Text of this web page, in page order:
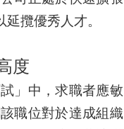
攬優秀人才。
度
」中，求職者應敏
職位對於達成組織